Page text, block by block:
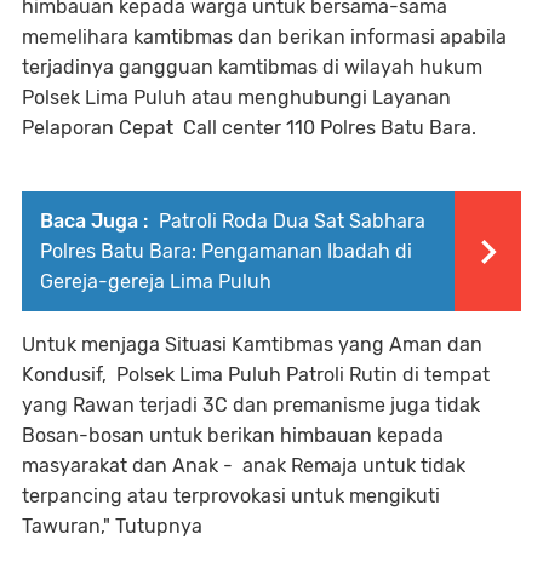
himbauan kepada warga untuk bersama-sama
memelihara kamtibmas dan berikan informasi apabila
terjadinya gangguan kamtibmas di wilayah hukum
Polsek Lima Puluh atau menghubungi Layanan
Pelaporan Cepat Call center 110 Polres Batu Bara.
Baca Juga : Patroli Roda Dua Sat Sabhara
Polres Batu Bara: Pengamanan Ibadah di
Gereja-gereja Lima Puluh
Untuk menjaga Situasi Kamtibmas yang Aman dan
Kondusif, Polsek Lima Puluh Patroli Rutin di tempat
yang Rawan terjadi 3C dan premanisme juga tidak
Bosan-bosan untuk berikan himbauan kepada
masyarakat dan Anak - anak Remaja untuk tidak
terpancing atau terprovokasi untuk mengikuti
Tawuran," Tutupnya